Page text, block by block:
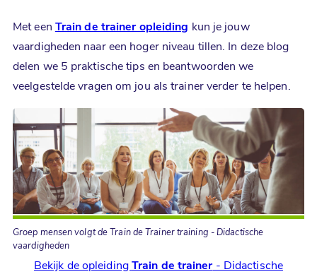
Met een Train de trainer opleiding kun je jouw
vaardigheden naar een hoger niveau tillen. In deze blog
delen we 5 praktische tips en beantwoorden we
veelgestelde vragen om jou als trainer verder te helpen.
Groep mensen volgt de Train de Trainer training - Didactische
vaardigheden
Bekijk de opleiding Train de trainer- Didactische